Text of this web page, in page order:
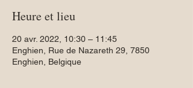
Heure et lieu
20 avr. 2022, 10:30 – 11:45
Enghien, Rue de Nazareth 29, 7850
Enghien, Belgique